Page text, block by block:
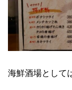
海鮮酒場として